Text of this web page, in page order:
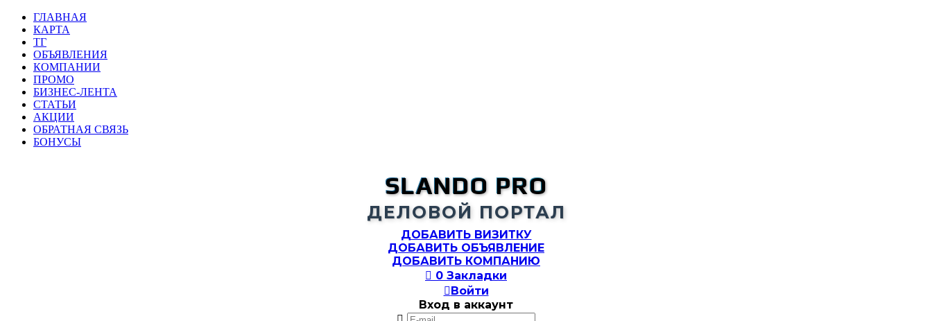
ГЛАВНАЯ
КАРТА
ТГ
ОБЪЯВЛЕНИЯ
КОМПАНИИ
ПРОМО
БИЗНЕС-ЛЕНТА
СТАТЬИ
АКЦИИ
ОБРАТНАЯ СВЯЗЬ
БОНУСЫ
SLANDO PRO
ДЕЛОВОЙ ПОРТАЛ
ДОБАВИТЬ ВИЗИТКУ
ДОБАВИТЬ ОБЪЯВЛЕНИЕ
ДОБАВИТЬ КОМПАНИЮ
 0 Закладки
Войти
Вход в аккаунт